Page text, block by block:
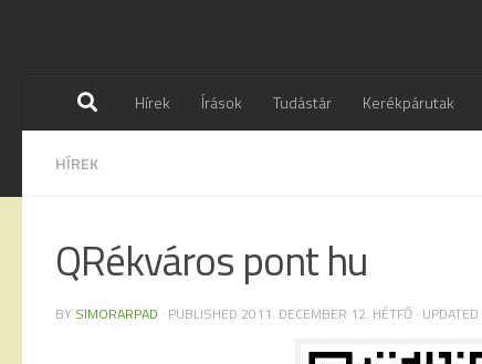
Hírek Írások Tudástár Kerékpárutak
HÍREK
QRékváros pont hu
BY SIMORARPAD · PUBLISHED 2011. DECEMBER 12. HÉTFŐ · UPDATED